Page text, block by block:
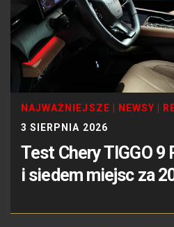
NAJWAŻNIEJSZE NEWSY
3 SIERPNIA 2026
Test Chery TIGGO 9
i siedem miejsc za